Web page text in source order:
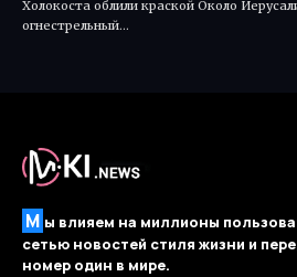
Холокоста облили краской Около
огнестрельный…
М ы влияем на миллионы
сетью новостей стиля жизни и
номер один в мире.